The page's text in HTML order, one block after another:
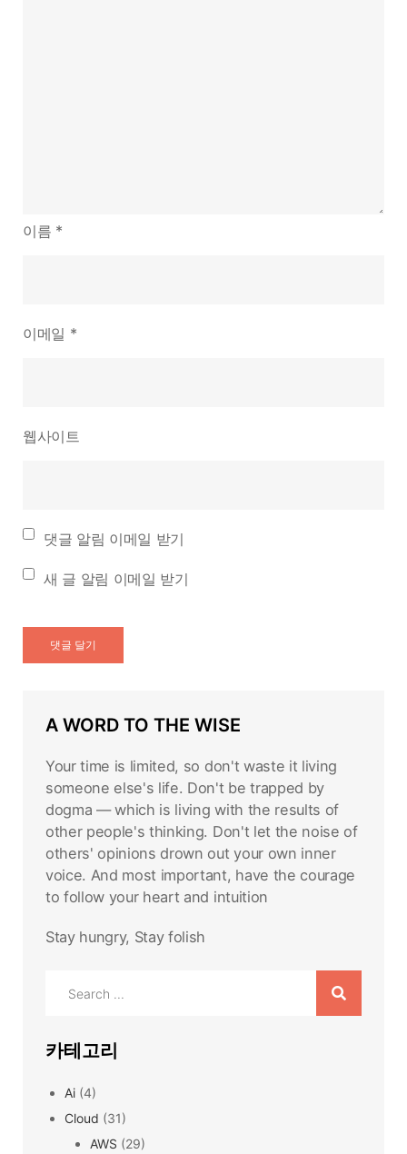
이름 *
이메일 *
웹사이트
댓글 알림 이메일 받기
새 글 알림 이메일 받기
A WORD TO THE WISE
Your time is limited, so don't waste it living
someone else's life. Don't be trapped by
dogma — which is living with the results of
other people's thinking. Don't let the noise of
others' opinions drown out your own inner
voice. And most important, have the courage
to follow your heart and intuition
Stay hungry, Stay folish
카테고리
Ai (4)
Cloud (31)
AWS (29)